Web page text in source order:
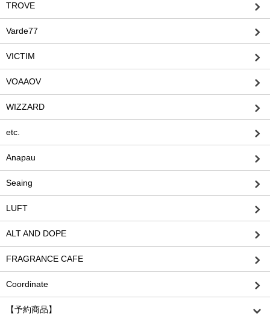
TROVE
Varde77
VICTIM
VOAAOV
WIZZARD
etc.
Anapau
Seaing
LUFT
ALT AND DOPE
FRAGRANCE CAFE
Coordinate
【予約商品】